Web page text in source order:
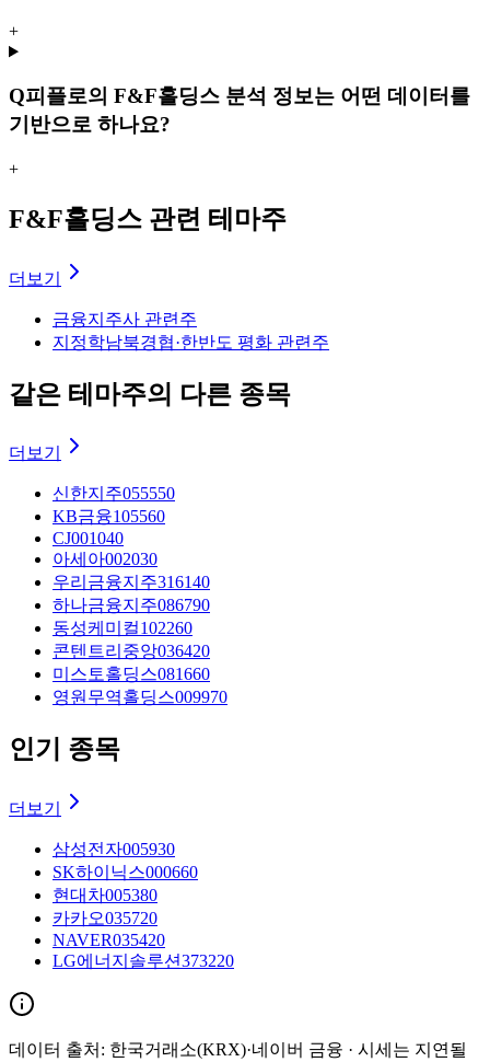
+
Q피플로의 F&F홀딩스 분석 정보는 어떤 데이터를
기반으로 하나요?
+
F&F홀딩스 관련 테마주
더보기
금융지주사 관련주
지정학남북경협·한반도 평화 관련주
같은 테마주의 다른 종목
더보기
신한지주055550
KB금융105560
CJ001040
아세아002030
우리금융지주316140
하나금융지주086790
동성케미컬102260
콘텐트리중앙036420
미스토홀딩스081660
영원무역홀딩스009970
인기 종목
더보기
삼성전자005930
SK하이닉스000660
현대차005380
카카오035720
NAVER035420
LG에너지솔루션373220
데이터 출처: 한국거래소(KRX)·네이버 금융 · 시세는 지연될